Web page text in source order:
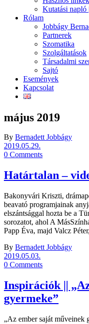
Kutatási napló
Rólam
Jobbágy
Partnerek
Szomatika
Szolgáltatások
Társadalmi
Sajtó
Események
Kapcsolat
május 2019
By Bernadett Jobbágy
2019.05.29.
0 Comments
Határtalan –
Bakonyvári Kriszti,
beavató programjainak
elszántsággal hozta be a
sorozatot, ahol A
Papp Éva, majd Valcz
By Bernadett Jobbágy
2019.05.03.
0 Comments
Inspirációk ||
gyermeke”
„Az ember saját műveinek